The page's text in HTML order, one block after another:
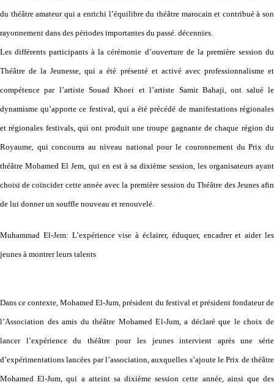
du théâtre amateur qui a enrichi l’équilibre du théâtre marocain et contribué à son
rayonnement dans des périodes importantes du passé. décennies.
Les différents participants à la cérémonie d’ouverture de la première session du
Théâtre de la Jeunesse, qui a été présenté et activé avec professionnalisme et
compétence par l’artiste Souad Khoei et l’artiste Samir Bahaji, ont salué le
dynamisme qu’apporte ce festival, qui a été précédé de manifestations régionales
et régionales festivals, qui ont produit une troupe gagnante de chaque région du
Royaume, qui concourra au niveau national pour le couronnement du Prix du
théâtre Mohamed El Jem, qui en est à sa dixième session, les organisateurs ayant
choisi de coïncider cette année avec la première session du Théâtre des Jeunes afin
de lui donner un souffle nouveau et renouvelé.
Muhammad El-Jem: L’expérience vise à éclairer, éduquer, encadrer et aider les
jeunes à montrer leurs talents
Dans ce contexte, Mohamed El-Jum, président du festival et président fondateur de
l’Association des amis du théâtre Mohamed El-Jum, a déclaré que le choix de
lancer l’expérience du théâtre pour les jeunes intervient après une série
d’expérimentations lancées par l’association, auxquelles s’ajoute le Prix de théâtre
Mohamed El-Jum, qui a atteint sa dixième session cette année, ainsi que des